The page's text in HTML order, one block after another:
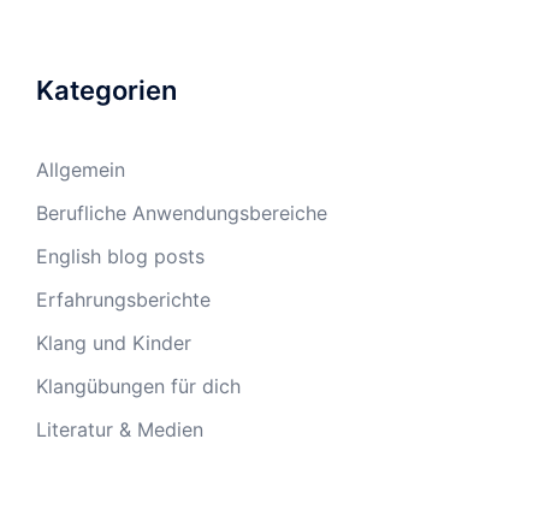
Kategorien
Allgemein
Berufliche Anwendungsbereiche
English blog posts
Erfahrungsberichte
Klang und Kinder
Klangübungen für dich
Literatur & Medien